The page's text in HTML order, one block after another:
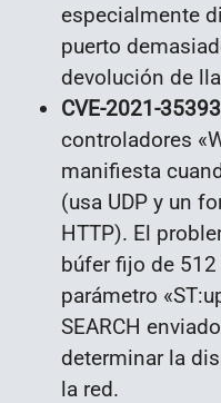
especialmente
puerto
devolución de
CVE-2021-
controladores
manifiesta
(usa UDP y un
HTTP). El
búfer fijo de
parámetro
SEARCH
determinar la
la red.